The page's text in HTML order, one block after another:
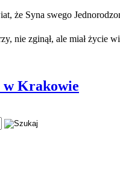
że Syna swego
nie zginął, ale miał życie
w Krakowie